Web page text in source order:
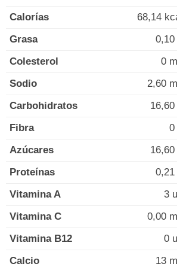
Calorías 68,14
Grasa
0,10
Colesterol
0
Sodio
2,60
Carbohidratos
16,60
Fibra
0
Azúcares
16,60
Proteínas
0,21
Vitamina A
3
Vitamina C
0,00
Vitamina B12
0
Calcio
13